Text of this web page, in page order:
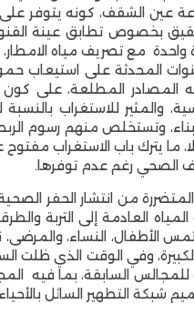
بجماعة عين الشقف، كونه يتوفر
بخصوص تطابق عينة
مع تصريف مياه
المحدثة على استيعاب
أكدته المصادر المطلعة،
والمثير للاستغراب
وتستخلص منهم رسوم
ما يترك باب الاستغراب
الصحي رغم عدم توفرها.
المتضررة من انتشار الحفر
العادمة إلى التربة
الأطفال، النساء،
وفي الوقت الذي ظلت
للمجالس السابقة، بما فيه
التطهير السائل بالأحياء
عيد العرش
إطلاق وتدشين
التحتية